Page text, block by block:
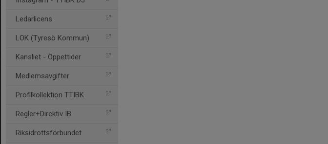
Ledarlicens
LOK (Tyresö Kommun)
Kansliet - Öppettider
Medlemsavgifter
Profilkollektion TTIBK
Regler+Direktiv IB
Riksidrottsförbundet